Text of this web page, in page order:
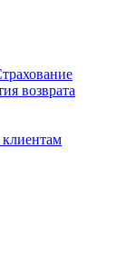
возврата